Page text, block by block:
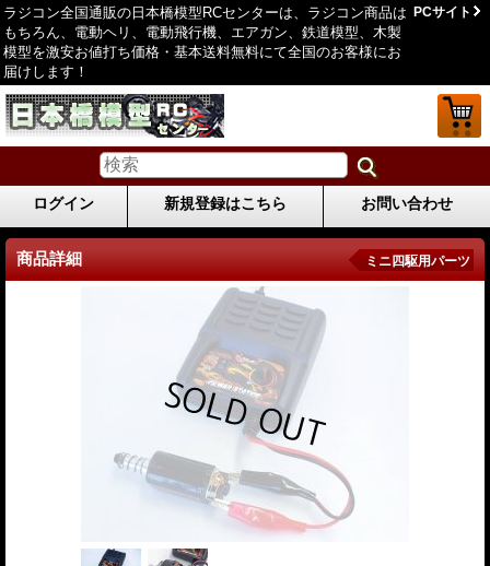
ラジコン全国通販の日本橋模型RCセンターは、ラジコン商品は
もちろん、電動ヘリ、電動飛行機、エアガン、鉄道模型、木製
模型を激安お値打ち価格・基本送料無料にて全国のお客様にお
届けします！
PCサイト
ログイン 新規登録はこちら お問い合わせ
商品詳細 ミニ四駆用パーツ